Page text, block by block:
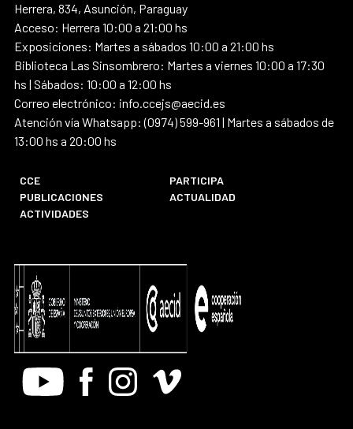
Herrera, 834, Asunción, Paraguay
Acceso: Herrera 10:00 a 21:00 hs
Exposiciones: Martes a sábados 10:00 a 21:00 hs
Biblioteca Las Sinsombrero: Martes a viernes 10:00 a 17:30
hs | Sábados: 10:00 a 12:00 hs
Correo electrónico: info.ccejs@aecid.es
Atención vía Whatsapp: (0974) 599-961 | Martes a sábados de
13:00 hs a 20:00 hs
CCE
PARTICIPA
PUBLICACIONES
ACTUALIDAD
ACTIVIDADES
Youtube FacebookInstagram
Vimeo